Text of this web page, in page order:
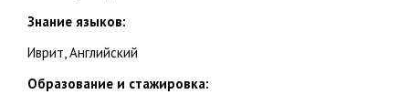
Знание языков:
Иврит, Английский
Образование и стажировка: